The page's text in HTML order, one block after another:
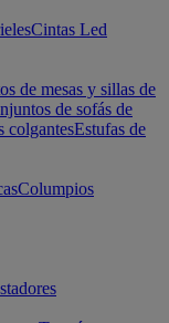
Cintas Led
de mesas y sillas de
de sofás de
colgantesEstufas de
Columpios